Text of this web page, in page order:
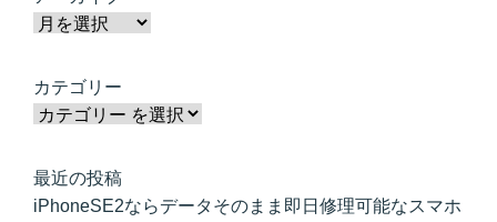
カテゴリー
最近の投稿
iPhoneSE2ならデータそのまま即日修理可能なスマホ